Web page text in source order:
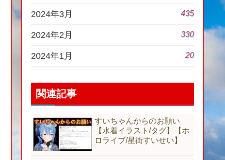
2024年3月 435
2024年2月 330
2024年1月 20
関連記事
すいちゃんからのお願い
【水着イラスト/タグ】【ホ
ロライブ/星街すいせい】